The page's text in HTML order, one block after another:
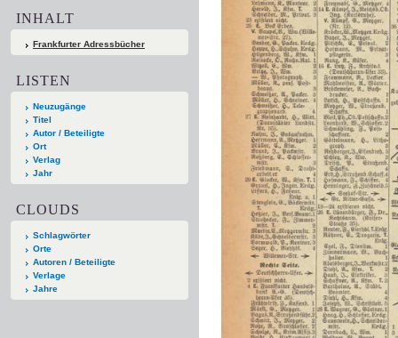
INHALT
Frankfurter Adressbücher
LISTEN
Neuzugänge
Titel
Autor / Beteiligte
Ort
Verlag
Jahr
CLOUDS
Schlagwörter
Orte
Autoren / Beteiligte
Verlage
Jahre